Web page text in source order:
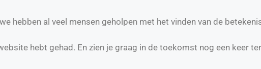
hebben al veel mensen geholpen met het vinden van de
hebt gehad. En zien je graag in de toekomst nog een keer